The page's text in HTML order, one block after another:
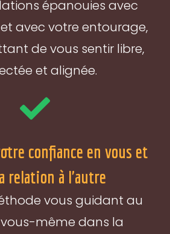
épanouies avec
avec votre entourage,
de vous sentir libre,
et alignée.
confiance en vous et
relation à l'autre
vous guidant au
même dans la